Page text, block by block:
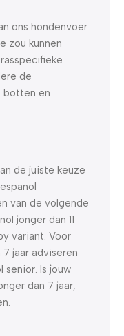
ons hondenvoer
zou kunnen
de
botten en
de juiste keuze
van de volgende
jonger dan 11
variant. Voor
jaar adviseren
senior. Is jouw
dan 7 jaar,